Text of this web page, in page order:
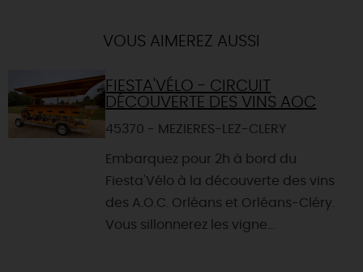
VOUS AIMEREZ AUSSI
FIESTA'VÉLO - CIRCUIT
DÉCOUVERTE DES VINS AOC
45370 - MEZIERES-LEZ-CLERY
Embarquez pour 2h à bord du
Fiesta'Vélo à la découverte des vins
des A.O.C. Orléans et Orléans-Cléry.
Vous sillonnerez les vigne...